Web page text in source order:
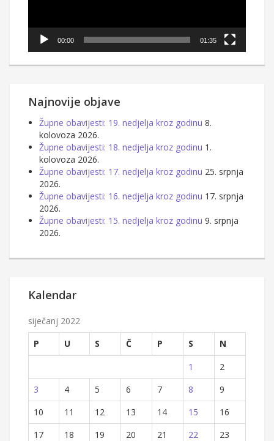
00:00 01:35
Najnovije objave
Župne obavijesti: 19. nedjelja kroz godinu 8.
kolovoza 2026.
Župne obavijesti: 18. nedjelja kroz godinu 1.
kolovoza 2026.
Župne obavijesti: 17. nedjelja kroz godinu 25. srpnja
2026.
Župne obavijesti: 16. nedjelja kroz godinu 17. srpnja
2026.
Župne obavijesti: 15. nedjelja kroz godinu 9. srpnja
2026.
Kalendar
siječanj 2022
P
U S Č P S
N
1
2
3
4 5 6 7 8
9
10
11 12 13 14 15
16
17
18 19 20 21 22
23